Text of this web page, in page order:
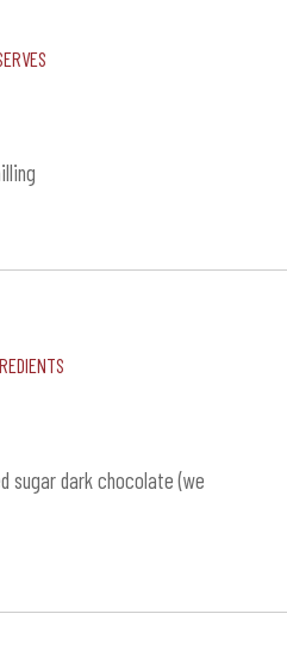
sugar dark chocolate (we